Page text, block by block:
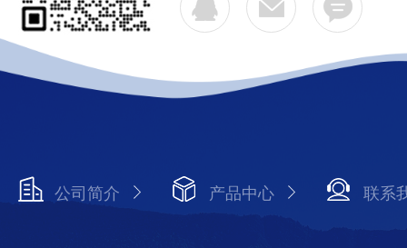
公司简介 产品中心 联系